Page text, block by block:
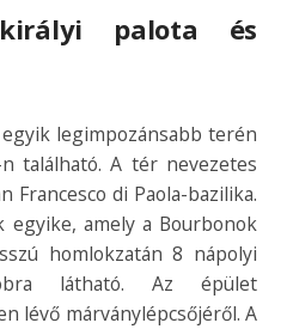
királyi palota és
egyik legimpozánsabb terén
található. A tér nevezetes
Francesco di Paola-bazilika.
egyike, amely a Bourbonok
homlokzatán 8 nápolyi
látható. Az épület
lévő márványlépcsőjéről. A